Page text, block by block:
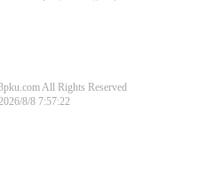
All Rights Reserved
8/8 7:57:22